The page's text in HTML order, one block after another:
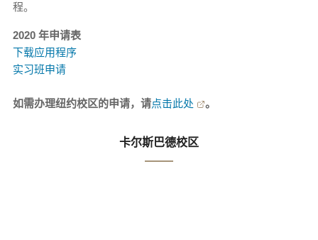
程。
2020 年申请表
下载应用程序
实习班申请
如需办理纽约校区的申请，请点击此处 。
卡尔斯巴德校区